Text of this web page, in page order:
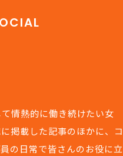
情熱的に働き続けたい女
掲載した記事のほかに、コ
の日常で皆さんのお役に立